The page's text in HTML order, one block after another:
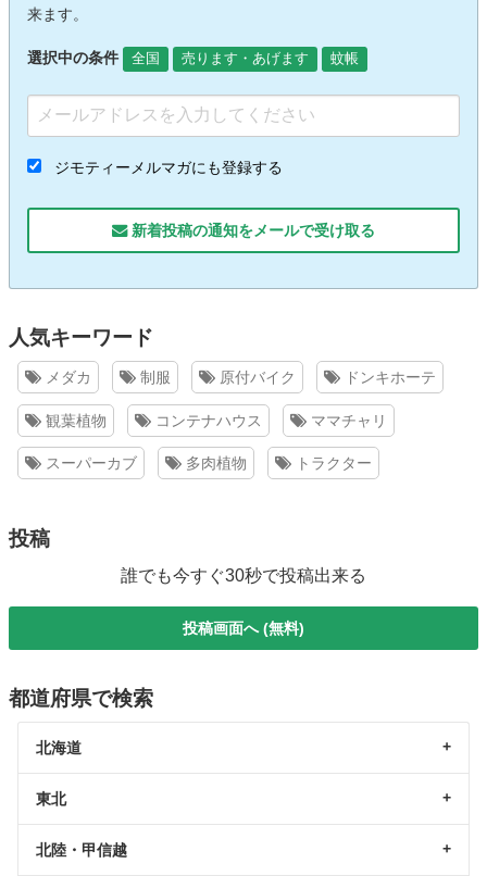
来ます。
選択中の条件 全国 売ります・あげます 蚊帳
ジモティーメルマガにも登録する
新着投稿の通知をメールで受け取る
人気キーワード
メダカ 制服 原付バイク ドンキホーテ
観葉植物 コンテナハウス ママチャリ
スーパーカブ 多肉植物 トラクター
投稿
誰でも今すぐ30秒で投稿出来る
投稿画面へ (無料)
都道府県で検索
北海道
東北
北陸・甲信越